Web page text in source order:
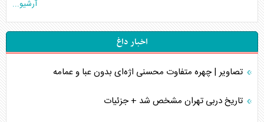
آرشیو...
اخبار داغ
تصاویر | چهره متفاوت محسنی اژه‌ای بدون عبا و عمامه
تاریخ دربی تهران مشخص شد + جزئیات